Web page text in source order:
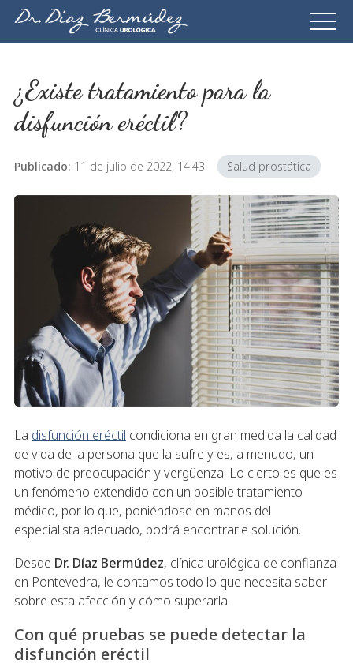
¿Existe tratamiento para la
disfunción eréctil?
Publicado: 11 de julio de 2022, 14:43 Salud prostática
La disfunción eréctil condiciona en gran medida la calidad
de vida de la persona que la sufre y es, a menudo, un
motivo de preocupación y vergüenza. Lo cierto es que es
un fenómeno extendido con un posible tratamiento
médico, por lo que, poniéndose en manos del
especialista adecuado, podrá encontrarle solución.
Desde Dr. Díaz Bermúdez, clínica urológica de confianza
en Pontevedra, le contamos todo lo que necesita saber
sobre esta afección y cómo superarla.
Con qué pruebas se puede detectar la
disfunción eréctil